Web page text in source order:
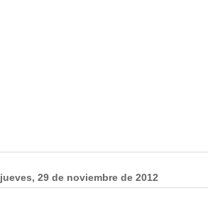
jueves, 29 de noviembre de 2012